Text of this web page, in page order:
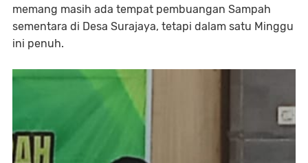
memang masih ada tempat pembuangan Sampah
sementara di Desa Surajaya, tetapi dalam satu Minggu
ini penuh.